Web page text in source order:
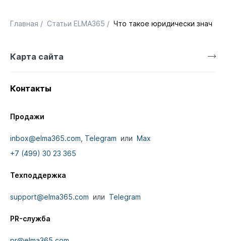
Главная / Статьи ELMA365 / Что такое юридически
Карта сайта
Контакты
Продажи
inbox@elma365.com Telegram или Max
+7 (499) 30 23 365
Техподдержка
support@elma365.com или Telegram
PR-служба